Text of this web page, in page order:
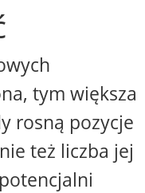
tym większa
rosną pozycje
też liczba jej